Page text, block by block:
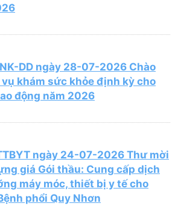
DD ngày 28-07-2026 Chào
khám sức khỏe định kỳ cho
động năm 2026
ngày 24-07-2026 Thư mời
giá Gói thầu: Cung cấp dịch
máy móc, thiết bị y tế cho
phổi Quy Nhơn